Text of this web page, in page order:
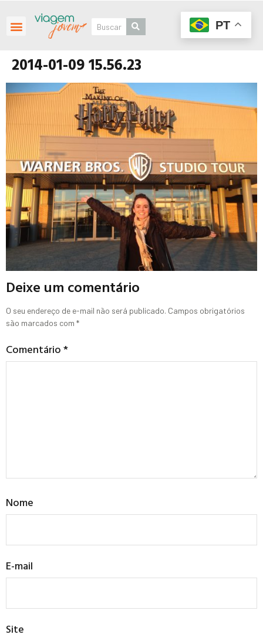
2014-01-09 15.56.23
Deixe um comentário
O seu endereço de e-mail não será publicado. Campos obrigatórios
são marcados com *
Comentário*
Nome
E-mail
Site
PT